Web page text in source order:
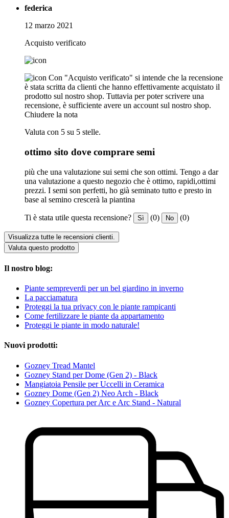
federica
12 marzo 2021
Acquisto verificato
Con "Acquisto verificato" si intende che la recensione
è stata scritta da clienti che hanno effettivamente acquistato il
prodotto sul nostro shop. Tuttavia per poter scrivere una
recensione, è sufficiente avere un account sul nostro shop.
Chiudere la nota
Valuta con 5 su 5 stelle.
ottimo sito dove comprare semi
più che una valutazione sui semi che son ottimi. Tengo a dar
una valutazione a questo negozio che è ottimo, rapidi,ottimi
prezzi. I semi son perfetti, ho già seminato tutto e presto in
base al semino crescerà la piantina
Ti è stata utile questa recensione? Sì (0) No (0)
Visualizza tutte le recensioni clienti.
Valuta questo prodotto
Il nostro blog:
Piante sempreverdi per un bel giardino in inverno
La pacciamatura
Proteggi la tua privacy con le piante rampicanti
Come fertilizzare le piante da appartamento
Proteggi le piante in modo naturale!
Nuovi prodotti:
Gozney Tread Mantel
Gozney Stand per Dome (Gen 2) - Black
Mangiatoia Pensile per Uccelli in Ceramica
Gozney Dome (Gen 2) Neo Arch - Black
Gozney Copertura per Arc e Arc Stand - Natural